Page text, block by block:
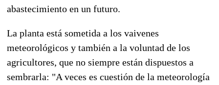
abastecimiento en un futuro.
La planta está sometida a los vaivenes
meteorológicos y también a la voluntad de los
agricultores, que no siempre están dispuestos a
sembrarla: "A veces es cuestión de la meteorología